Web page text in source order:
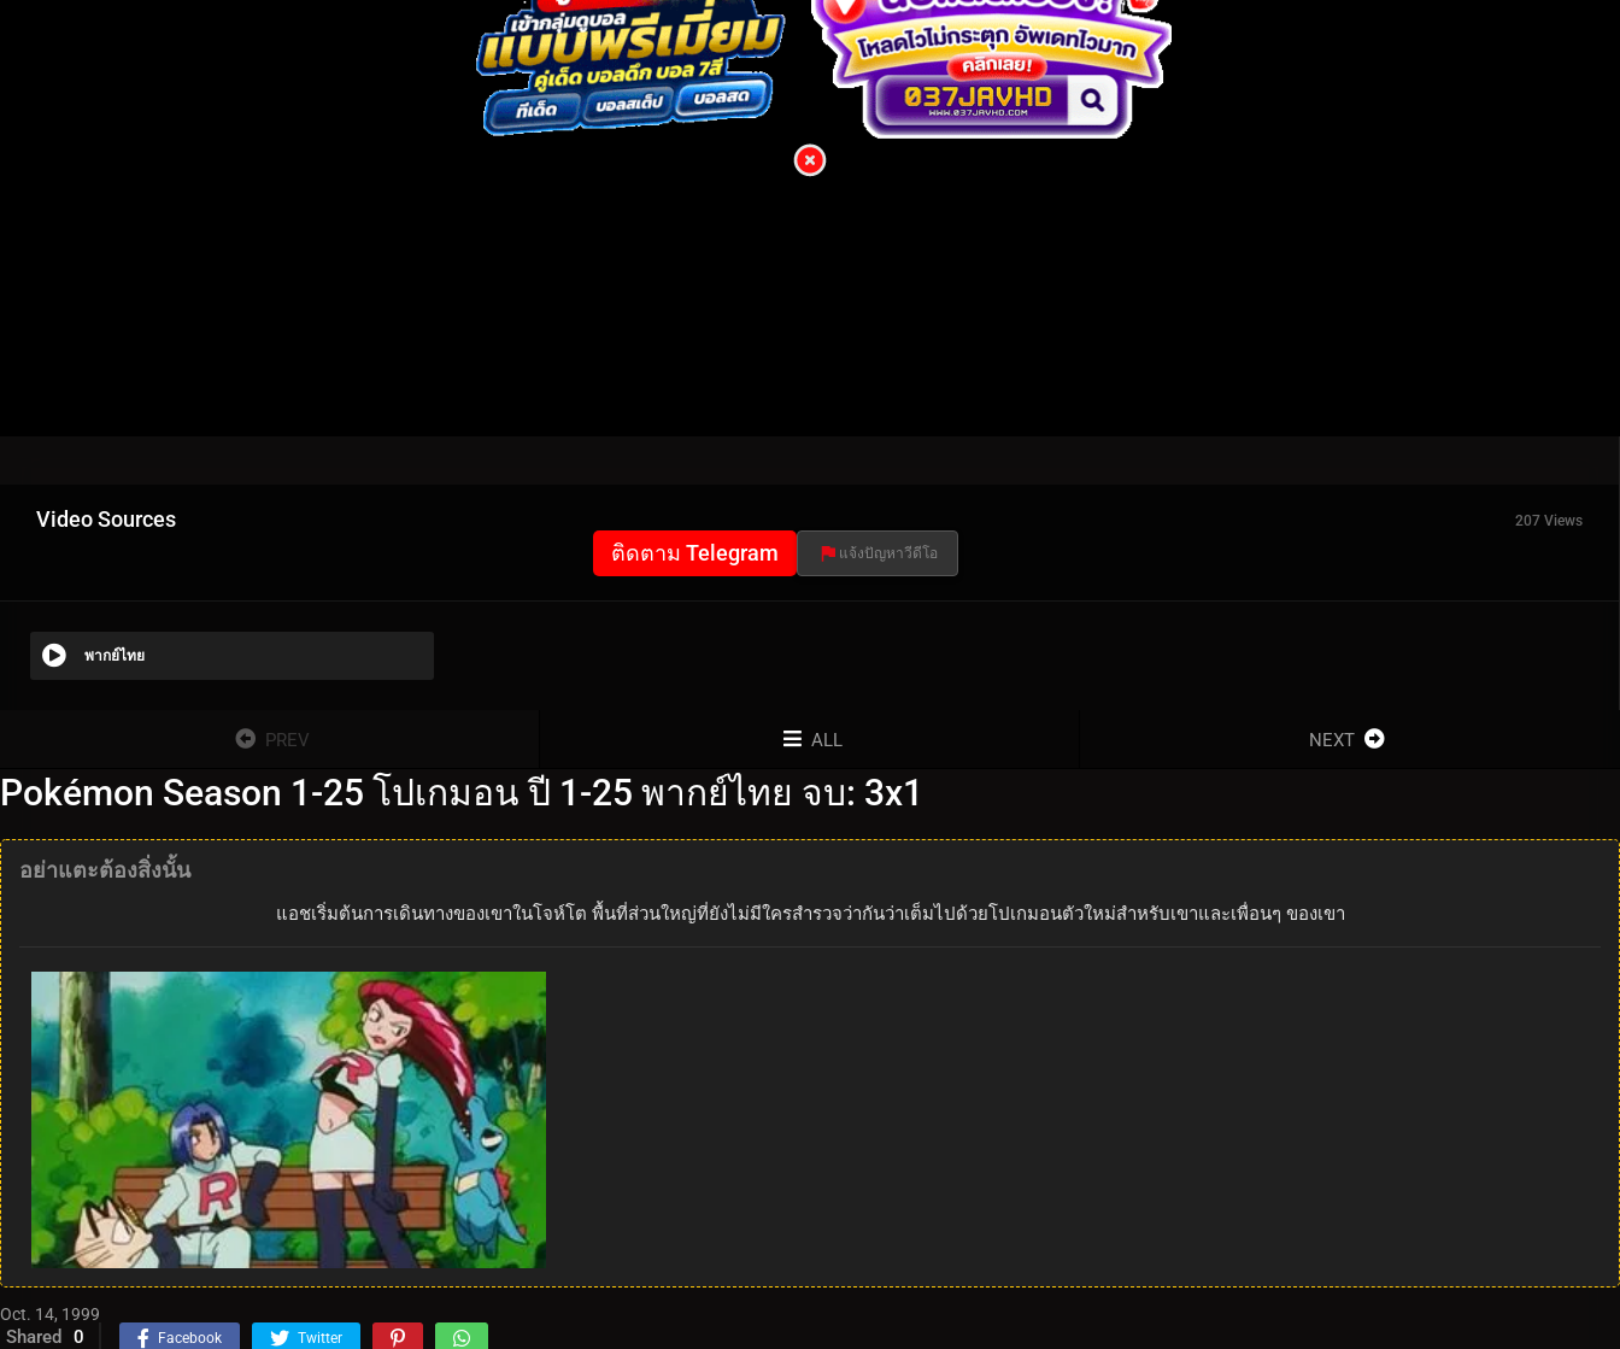
Video Sources 207 Views
ติดตาม Telegram แจ้งปัญหาวีดีโอ
พากย์ไทย
PREV ALL NEXT
Pokémon Season 1-25 โปเกมอน ปี 1-25 พากย์ไทย จบ: 3x1
อย่าแตะต้องสิ่งนั้น
แอชเริ่มต้นการเดินทางของเขาในโจห์โต พื้นที่ส่วนใหญ่ที่ยังไม่มีใครสำรวจว่ากันว่าเต็มไปด้วยโปเกมอนตัวใหม่สำหรับเขาและเพื่อนๆ ของเขา
Oct. 14, 1999
Shared 0 Facebook Twitter